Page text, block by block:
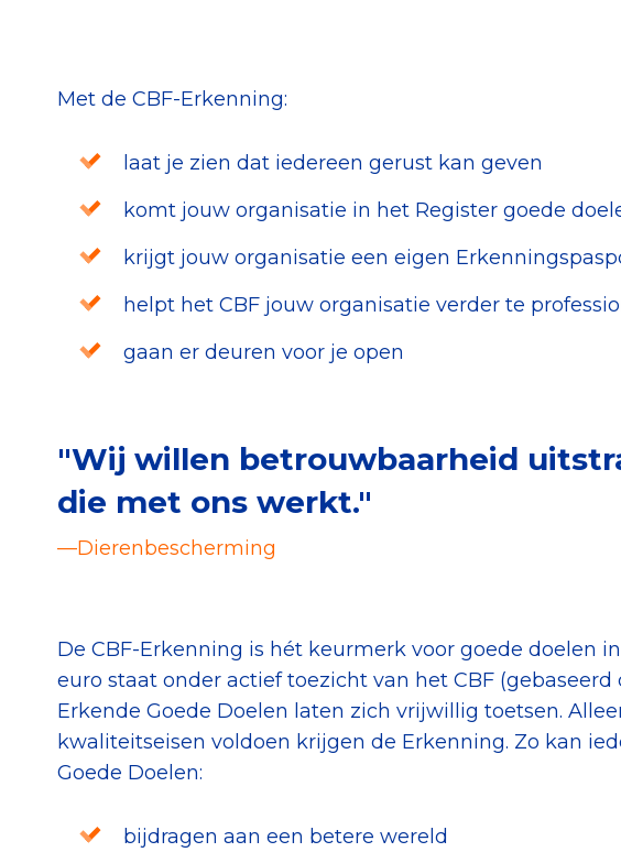
State of the Sector
Met de CBF-Erkenning:
laat je zien dat iedereen gerust kan geven
komt jouw organisatie in het Register goede
krijgt jouw organisatie een eigen
helpt het CBF jouw organisatie verder te
gaan er deuren voor je open
"Wij willen betrouwbaarheid
die met ons werkt."
—Dierenbescherming
De CBF-Erkenning is hét keurmerk voor goede doelen
euro staat onder actief toezicht van het CBF (gebaseerd
Erkende Goede Doelen laten zich vrijwillig toetsen.
kwaliteitseisen voldoen krijgen de Erkenning. Zo kan
Goede Doelen:
bijdragen aan een betere wereld